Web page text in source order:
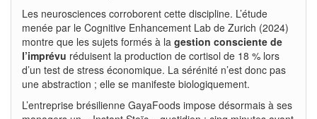
Les neurosciences corroborent cette discipline. L’étude
menée par le Cognitive Enhancement Lab de Zurich (2024)
montre que les sujets formés à la gestion consciente de
l’imprévu réduisent la production de cortisol de 18 % lors
d’un test de stress économique. La sérénité n’est donc pas
une abstraction ; elle se manifeste biologiquement.
L’entreprise brésilienne GayaFoods impose désormais à ses